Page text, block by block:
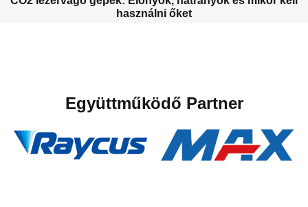
használni őket
Együttműködő Partner